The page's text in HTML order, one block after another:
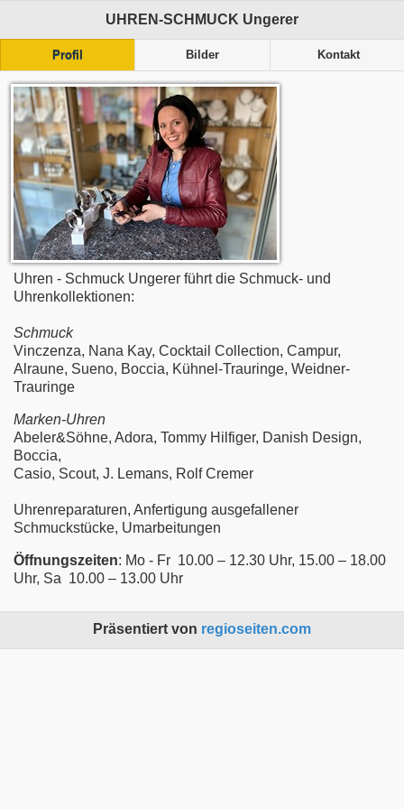
UHREN-SCHMUCK Ungerer
Profil Bilder Kontakt
Uhren - Schmuck Ungerer führt die Schmuck- und
Uhrenkollektionen:
Schmuck
Vinczenza, Nana Kay, Cocktail Collection, Campur,
Alraune, Sueno, Boccia, Kühnel-Trauringe, Weidner-
Trauringe
Marken-Uhren
Abeler&Söhne, Adora, Tommy Hilfiger, Danish Design,
Boccia,
Casio, Scout, J. Lemans, Rolf Cremer
Uhrenreparaturen, Anfertigung ausgefallener
Schmuckstücke, Umarbeitungen
Öffnungszeiten: Mo - Fr 10.00 – 12.30 Uhr, 15.00 – 18.00
Uhr, Sa 10.00 – 13.00 Uhr
Präsentiert von regioseiten.com